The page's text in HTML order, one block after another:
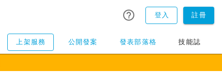
登入 註冊
上架服務 公開發案 發表部落格 技能誌